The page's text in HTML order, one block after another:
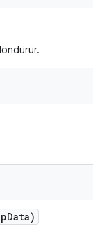
Data)